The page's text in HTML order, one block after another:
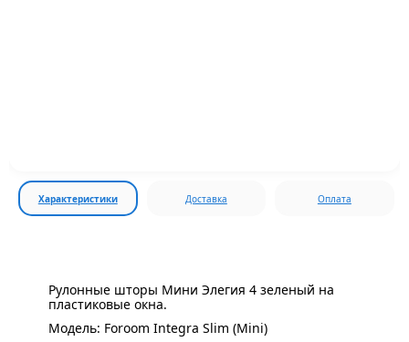
Характеристики Доставка Оплата
Рулонные шторы Мини Элегия 4 зеленый на
пластиковые окна.
Модель: Foroom Integra Slim (Mini)